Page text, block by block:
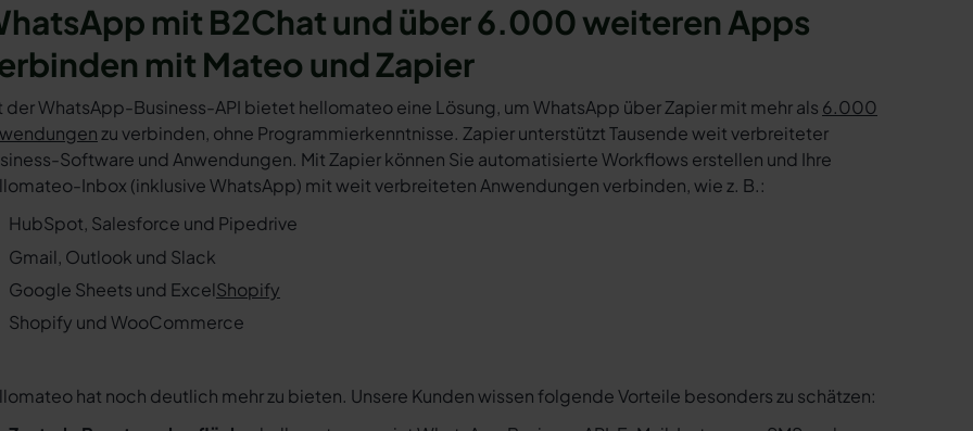
mit B2Chat und über 6.000 weiteren Apps
mit Mateo und Zapier
der WhatsApp-Business-API bietet hellomateo eine Lösung, um WhatsApp über Zapier mit mehr als 6.000
zu verbinden, ohne Programmierkenntnisse. Zapier unterstützt Tausende weit verbreiteter
Software und Anwendungen. Mit Zapier können Sie automatisierte Workflows erstellen und Ihre
Inbox (inklusive WhatsApp) mit weit verbreiteten Anwendungen verbinden, wie z. B.:
HubSpot, Salesforce und Pipedrive
Gmail, Outlook und Slack
Google Sheets und ExcelShopify
Shopify und WooCommerce
hat noch deutlich mehr zu bieten. Unsere Kunden wissen folgende Vorteile besonders zu schätzen: